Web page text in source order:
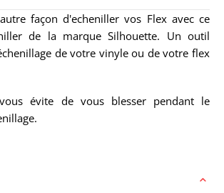
façon d'echeniller vos Flex avec ce
de la marque Silhouette. Un outil
de votre vinyle ou de votre flex
évite de vous blesser pendant le